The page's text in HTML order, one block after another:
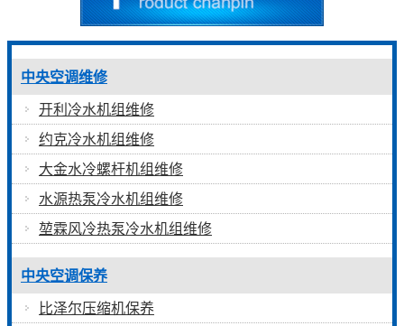
中央空调维修
开利冷水机组维修
约克冷水机组维修
大金水冷螺杆机组维修
水源热泵冷水机组维修
堃霖风冷热泵冷水机组维修
中央空调保养
比泽尔压缩机保养